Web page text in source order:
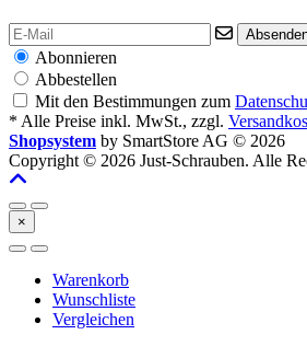
Abonnieren
Abbestellen
Mit den Bestimmungen zum
* Alle Preise inkl. MwSt., zzgl.
Shopsystem by SmartStore AG © 2026
Copyright © 2026 Just-Schrauben. Alle
×
Warenkorb
Wunschliste
Vergleichen